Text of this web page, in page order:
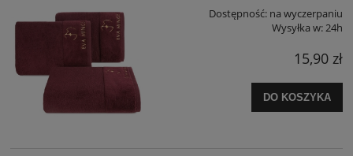
Dostępność: na wyczerpaniu
Wysyłka w: 24h
15,90 zł
DO KOSZYKA